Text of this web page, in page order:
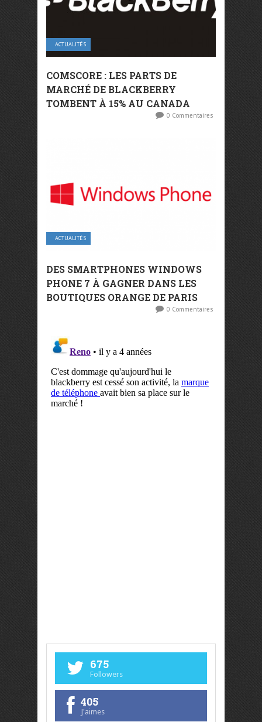
ACTUALITÉS
COMSCORE : LES PARTS DE
MARCHÉ DE BLACKBERRY
TOMBENT À 15% AU CANADA
0 Commentaires
ACTUALITÉS
DES SMARTPHONES WINDOWS
PHONE 7 À GAGNER DANS LES
BOUTIQUES ORANGE DE PARIS
0 Commentaires
675
Followers
405
J'aimes